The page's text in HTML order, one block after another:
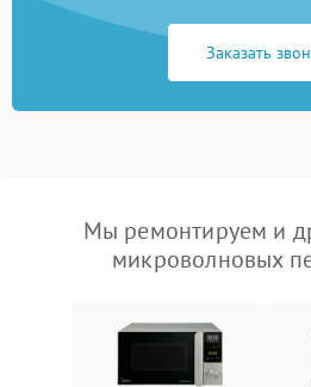
Заказать
Мы ремонтируем и
микроволновых